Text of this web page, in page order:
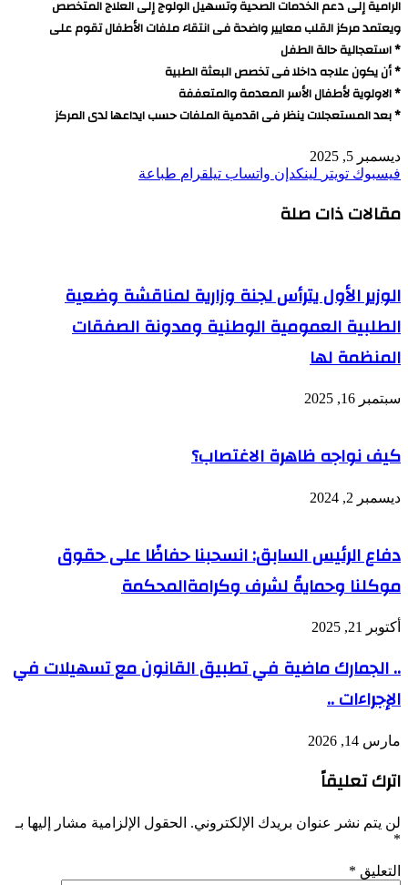
الرامية إلى دعم الخدمات الصحية وتسهيل الولوج إلى العلاج المتخصص
ويعتمد مركز القلب معايير واضحة فى انتقاء ملفات الأطفال تقوم على
* استعجالية حالة الطفل
* أن يكون علاجه داخلا فى تخصص البعثة الطبية
* الاولوية لأطفال الأسر المعدمة والمتعففة
* بعد المستعجلات ينظر فى اقدمية الملفات حسب ايداعها لدى المركز
ديسمبر 5, 2025
فيسبوك تويتر لينكدإن واتساب تيلقرام طباعة
مقالات ذات صلة
الوزير الأول يترأس لجنة وزارية لمناقشة وضعية
الطلبية العمومية الوطنية ومدونة الصفقات
المنظمة لها
سبتمبر 16, 2025
كيف نواجه ظاهرة الاغتصاب؟
ديسمبر 2, 2024
دفاع الرئيس السابق: انسحبنا حفاظًا على حقوق
موكلنا وحمايةً لشرف وكرامةالمحكمة
أكتوبر 21, 2025
.. الجمارك ماضية في تطبيق القانون مع تسهيلات في
الإجراءات ..
مارس 14, 2026
اترك تعليقاً
لن يتم نشر عنوان بريدك الإلكتروني. الحقول الإلزامية مشار إليها بـ
*
التعليق *